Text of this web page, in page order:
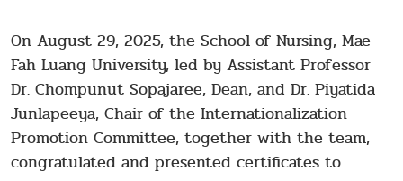
On August 29, 2025, the School of Nursing, Mae
Fah Luang University, led by Assistant Professor
Dr. Chompunut Sopajaree, Dean, and Dr. Piyatida
Junlapeeya, Chair of the Internationalization
Promotion Committee, together with the team,
congratulated and presented certificates to